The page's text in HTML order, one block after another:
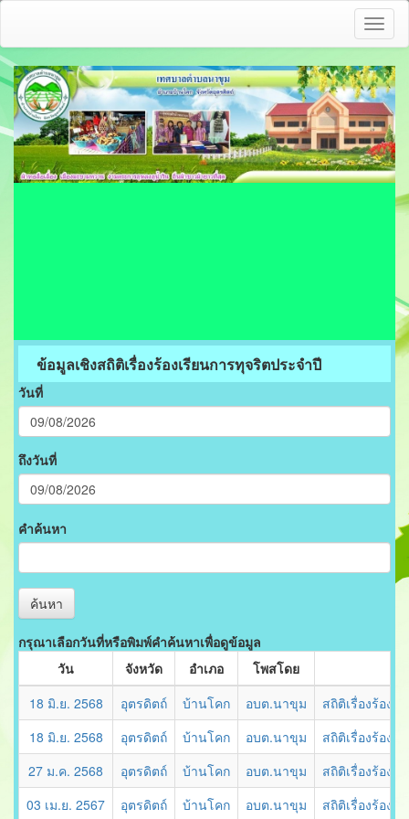
ข้อมูลเชิงสถิติเรื่องร้องเรียนการทุจริตประจำปี
วันที่
ถึงวันที่
คำค้นหา
ค้นหา
กรุณาเลือกวันที่หรือพิมพ์คำค้นหาเพื่อดูข้อมูล
วัน
จังหวัด อำเภอ
โพสโดย
18 มิ.ย. 2568
อุตรดิตถ์ บ้านโคก อบต.นาขุม
สถิติเรื่องร้อง
18 มิ.ย. 2568
อุตรดิตถ์ บ้านโคก อบต.นาขุม
สถิติเรื่องร้อง
27 ม.ค. 2568
อุตรดิตถ์ บ้านโคก อบต.นาขุม
สถิติเรื่องร้อง
03 เม.ย. 2567
อุตรดิตถ์ บ้านโคก อบต.นาขุม สถิติเรื่องร้อง